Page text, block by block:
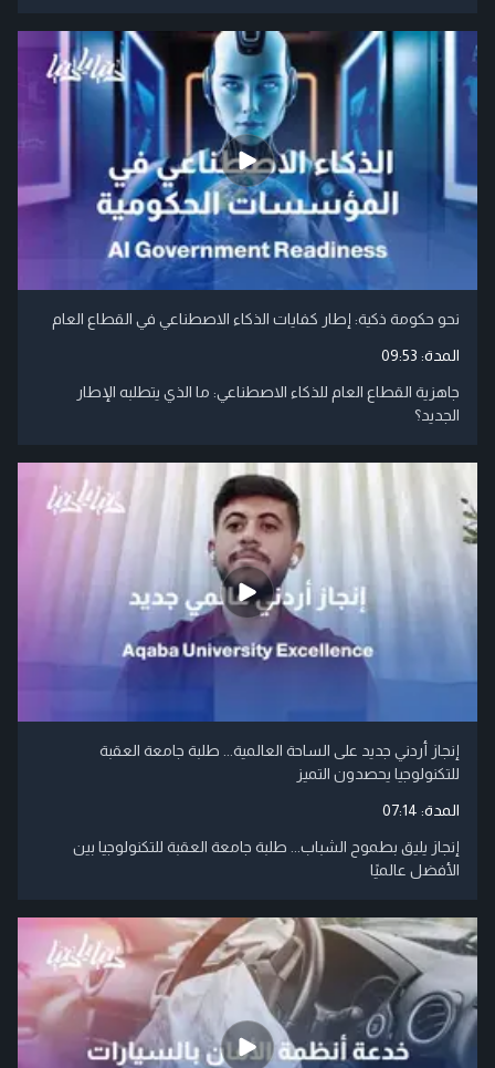
نحو حكومة ذكية: إطار كفايات الذكاء الاصطناعي في القطاع العام
المدة: 09:53
جاهزية القطاع العام للذكاء الاصطناعي: ما الذي يتطلبه الإطار
الجديد؟
إنجاز أردني جديد على الساحة العالمية... طلبة جامعة العقبة
للتكنولوجيا يحصدون التميز
المدة: 07:14
إنجاز يليق بطموح الشباب... طلبة جامعة العقبة للتكنولوجيا بين
الأفضل عالميًا